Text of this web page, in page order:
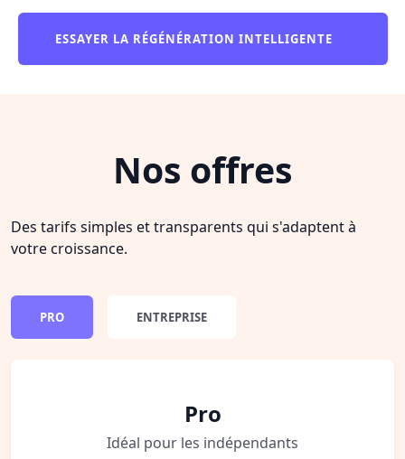
ESSAYER LA RÉGÉNÉRATION INTELLIGENTE
Nos offres
Des tarifs simples et transparents qui s'adaptent à
votre croissance.
PRO ENTREPRISE
Pro
Idéal pour les indépendants